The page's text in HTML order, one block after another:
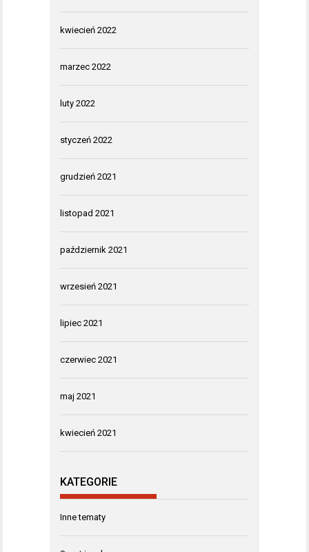
kwiecień 2022
marzec 2022
luty 2022
styczeń 2022
grudzień 2021
listopad 2021
październik 2021
wrzesień 2021
lipiec 2021
czerwiec 2021
maj 2021
kwiecień 2021
KATEGORIE
Inne tematy